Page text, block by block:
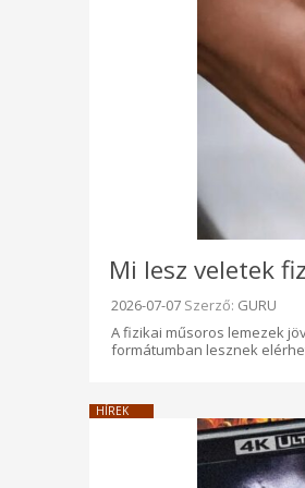
Mi lesz veletek
Beküldve:
2026-07-07 Szerző: GURU
A fizikai műsoros lemezek
formátumban lesznek
HÍREK